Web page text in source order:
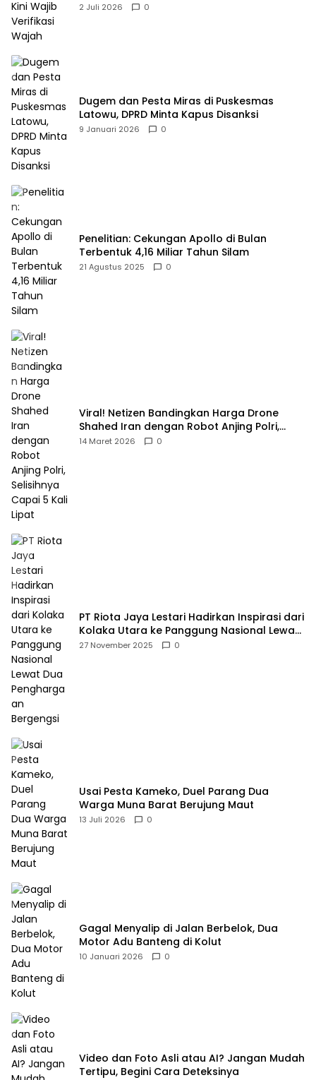
2 Juli 2026 0
Dugem dan Pesta Miras di Puskesmas
Latowu, DPRD Minta Kapus Disanksi
9 Januari 2026 0
Penelitian: Cekungan Apollo di Bulan
Terbentuk 4,16 Miliar Tahun Silam
21 Agustus 2025 0
Viral! Netizen Bandingkan Harga Drone
Shahed Iran dengan Robot Anjing Polri,
Selisihnya Capai 5 Kali Lipat
14 Maret 2026 0
PT Riota Jaya Lestari Hadirkan Inspirasi dari
Kolaka Utara ke Panggung Nasional Lewat
Dua Penghargaan Bergengsi
27 November 2025 0
Usai Pesta Kameko, Duel Parang Dua
Warga Muna Barat Berujung Maut
13 Juli 2026 0
Gagal Menyalip di Jalan Berbelok, Dua
Motor Adu Banteng di Kolut
10 Januari 2026 0
Video dan Foto Asli atau AI? Jangan Mudah
Tertipu, Begini Cara Deteksinya